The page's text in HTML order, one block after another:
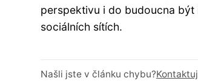
perspektivu i do budoucna
sociálních sítích.
Našli jste v článku chybu?